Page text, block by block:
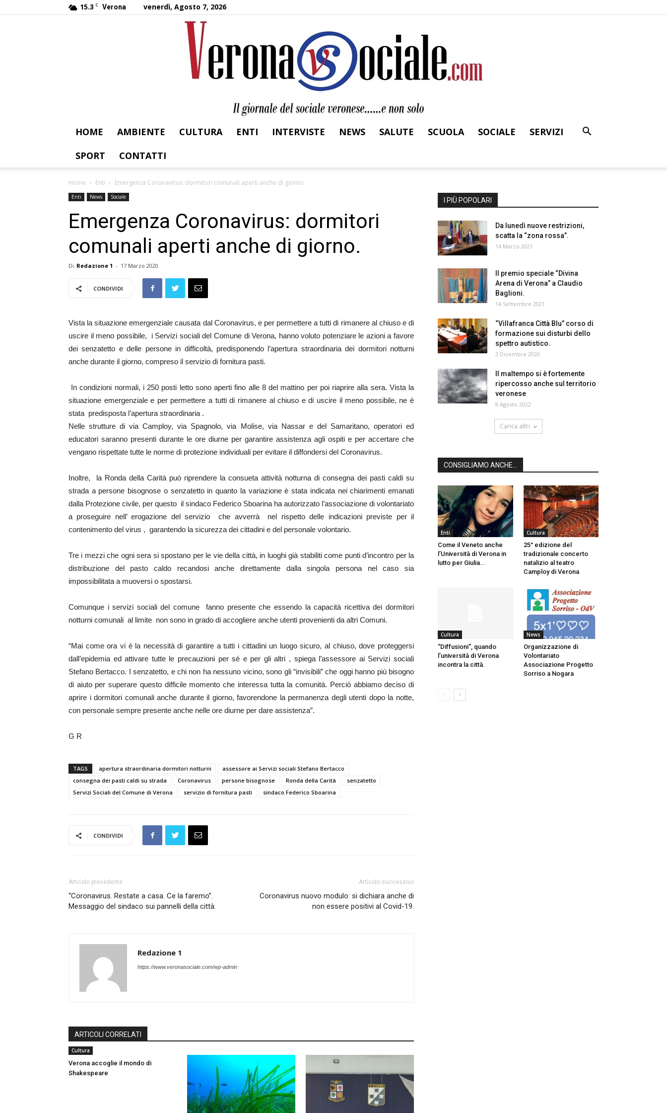
15.3 C Verona venerdì, Agosto 7, 2026
Sociale
HOME AMBIENTE CULTURA ENTI INTERVISTE NEWS SALUTE SCUOLA SOCIALE
SERVIZI
SPORT
CONTATTI
Home Enti Emergenza Coronavirus: dormitori comunali aperti anche di giorno.
Enti News Sociale
Emergenza Coronavirus: dormitori
comunali aperti anche di giorno.
Di Redazione 1 - 17 Marzo 2020
CONDIVIDI
Vista la situazione emergenziale causata dal Coronavirus, e per permettere a tutti di rimanere al chiuso e di
uscire il meno possibile, i Servizi sociali del Comune di Verona, hanno voluto potenziare le azioni a favore
dei senzatetto e delle persone in difficoltà, predisponendo l’apertura straordinaria dei dormitori notturni
anche durante il giorno, compreso il servizio di fornitura pasti.
In condizioni normali, i 250 posti letto sono aperti fino alle 8 del mattino per poi riaprire alla sera. Vista la
situazione emergenziale e per permettere a tutti di rimanere al chiuso e di uscire il meno possibile, ne è
stata predisposta l’apertura straordinaria .
Nelle strutture di via Camploy, via Spagnolo, via Molise, via Nassar e del Samaritano, operatori ed
educatori saranno presenti durante le ore diurne per garantire assistenza agli ospiti e per accertare che
vengano rispettate tutte le norme di protezione individuali per evitare il diffondersi del Coronavirus.
Inoltre, la Ronda della Carità può riprendere la consueta attività notturna di consegna dei pasti caldi su
strada a persone bisognose o senzatetto in quanto la variazione è stata indicata nei chiarimenti emanati
dalla Protezione civile, per questo il sindaco Federico Sboarina ha autorizzato l’associazione di volontariato
a proseguire nell’ erogazione del servizio che avverrà nel rispetto delle indicazioni previste per il
contenimento del virus , garantendo la sicurezza dei cittadini e del personale volontario.
Tre i mezzi che ogni sera si spostano per le vie della città, in luoghi già stabiliti come punti d’incontro per la
distribuzione del pasto caldo recandosi anche direttamente dalla singola persona nel caso sia
impossibilitata a muoversi o spostarsi.
Comunque i servizi sociali del comune fanno presente che essendo la capacità ricettiva dei dormitori
notturni comunali al limite non sono in grado di accogliere anche utenti provenienti da altri Comuni.
“Mai come ora vi è la necessità di garantire a tutti i cittadini un luogo sicuro, al chiuso, dove proteggersi
dall’epidemia ed attivare tutte le precauzioni per sé e per gli altri , spiega l’assessore ai Servizi sociali
Stefano Bertacco. I senzatetto, e chi non ha nessuno vicino, sono gli “invisibili” che oggi hanno più bisogno
di aiuto per superare questo difficile momento che interessa tutta la comunità. Perciò abbiamo deciso di
aprire i dormitori comunali anche durante il giorno, favorendone la permanenza degli utenti dopo la notte,
con personale sempre presente anche nelle ore diurne per dare assistenza”.
G R
TAGS apertura straordinaria dormitori notturni
assessore ai Servizi sociali Stefano Bertacco
consegna dei pasti caldi su strada
Coronavirus persone bisognose Ronda della Carità
senzatetto
Servizi Sociali del Comune di Verona
servizio di fornitura pasti sindaco Federico Sboarina
CONDIVIDI
Articolo precedente
“Coronavirus. Restate a casa. Ce la faremo”.
Messaggio del sindaco sui pannelli della città.
Articolo successivo
Coronavirus nuovo modulo: si dichiara anche di
non essere positivi al Covid-19.
Redazione 1
https://www.veronasociale.com/wp-admin
ARTICOLI CORRELATI
Cultura
Verona accoglie il mondo di
Shakespeare
I PIÙ POPOLARI
Da lunedì nuove restrizioni,
scatta la “zona rossa”.
14 Marzo 2021
Il premio speciale “Divina
Arena di Verona” a Claudio
Baglioni.
14 Settembre 2021
“Villafranca Città Blu” corso di
formazione sui disturbi dello
spettro autistico.
2 Dicembre 2020
Il maltempo si è fortemente
ripercosso anche sul territorio
veronese
8 Agosto 2022
Carica altri
CONSIGLIAMO ANCHE...
Enti
Come il Veneto anche
l’Università di Verona in
lutto per Giulia...
Cultura
25° edizione del
tradizionale concerto
natalizio al teatro
Camploy di Verona
Cultura
“Diffusioni”, quando
l’università di Verona
incontra la città.
News
Organizzazione di
Volontariato
Associazione Progetto
Sorriso a Nogara